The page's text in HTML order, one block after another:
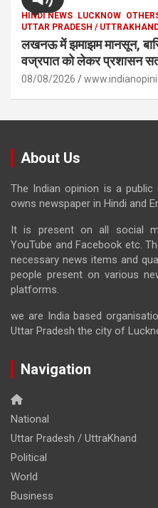
HINDI NEWS LUCKNOW
UTTAR PRADESH /
लखनऊ में झमाझम मानसून,
वज्रपात को लेकर प्रशासन
08/08/2026
About Us
The Indian opinion is a
owns newspaper in Hindi and
It is present on all social
YouTube and Facebook etc.
necessary news items and
people present on various
platforms.
we are India based
Uttar Pradesh the city of
Navigation
National
Uttar Pradesh / UttraKhand
Political
World
Business